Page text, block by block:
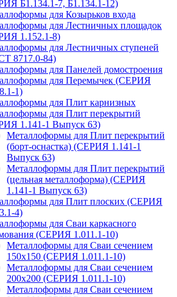
Б1.134.1-7, Б1.134.1-12)
для Козырьков входа
для Лестничных площадок
1.152.1-8)
для Лестничных ступеней
8717.0-84)
для Панелей домостроения
для Перемычек (СЕРИЯ
1)
для Плит карнизных
для Плит перекрытий
1.141-1 Выпуск 63)
Металлоформы для Плит перекрытий
(борт-оснастка) (СЕРИЯ 1.141-1
Выпуск 63)
Металлоформы для Плит перекрытий
(цельная металлоформа) (СЕРИЯ
1.141-1 Выпуск 63)
для Плит плоских (СЕРИЯ
4)
для Сваи каркасного
(СЕРИЯ 1.011.1-10)
Металлоформы для Сваи сечением
150х150 (СЕРИЯ 1.011.1-10)
Металлоформы для Сваи сечением
200х200 (СЕРИЯ 1.011.1-10)
Металлоформы для Сваи сечением